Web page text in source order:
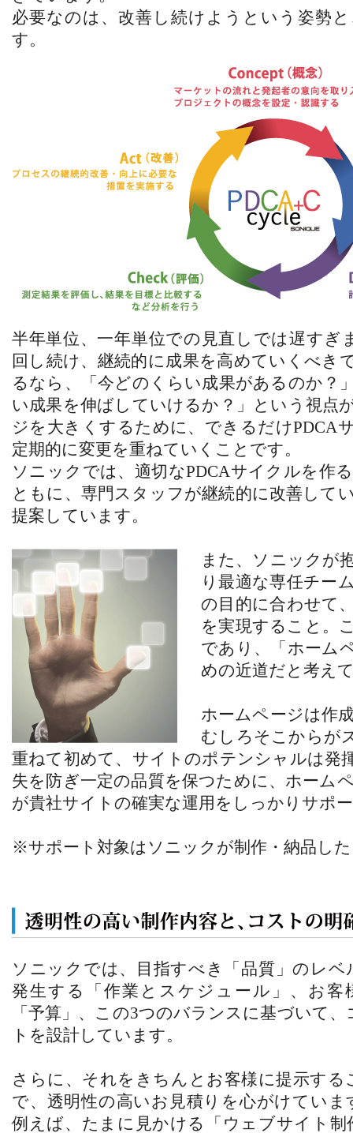
必要なのは、改善し続けようという姿勢
す。
半年単位、一年単位での見直しでは遅すぎ
回し続け、継続的に成果を高めていくべき
るなら、「今どのくらい成果があるのか？
い成果を伸ばしていけるか？」という視点
ジを大きくするために、できるだけPDCA
定期的に変更を重ねていくことです。
ソニックでは、適切なPDCAサイクルを作
ともに、専門スタッフが継続的に改善して
提案しています。
また、ソニックが
り最適な専任チー
の目的に合わせて
を実現すること。
であり、「ホーム
めの近道だと考え
ホームページは作
むしろそこからが
重ねて初めて、サイトのポテンシャルは発
失を防ぎ一定の品質を保つために、ホーム
が貴社サイトの確実な運用をしっかりサポ
※サポート対象はソニックが制作・納品し
ソニックでは、目指すべき「品質」のレベ
発生する「作業とスケジュール」、お客
「予算」、この3つのバランスに基づいて、
トを設計しています。
さらに、それをきちんとお客様に提示する
で、透明性の高いお見積りを心がけていま
例えば、たまに見かける「ウェブサイト制